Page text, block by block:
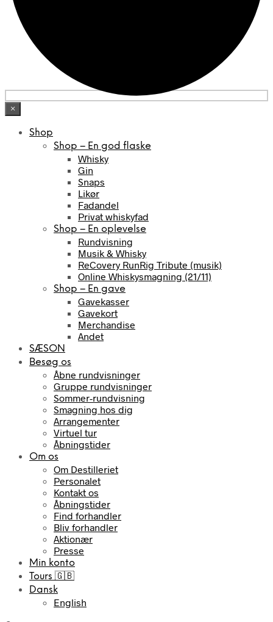
×
Shop
Shop – En god flaske
Whisky
Gin
Snaps
Likør
Fadandel
Privat whiskyfad
Shop – En oplevelse
Rundvisning
Musik & Whisky
ReCovery RunRig Tribute (musik)
Online Whiskysmagning (21/11)
Shop – En gave
Gavekasser
Gavekort
Merchandise
Andet
SÆSON
Besøg os
Åbne rundvisninger
Gruppe rundvisninger
Sommer-rundvisning
Smagning hos dig
Arrangementer
Virtuel tur
Åbningstider
Om os
Om Destilleriet
Personalet
Kontakt os
Åbningstider
Find forhandler
Bliv forhandler
Aktionær
Presse
Min konto
Tours 🇬🇧
Dansk
English